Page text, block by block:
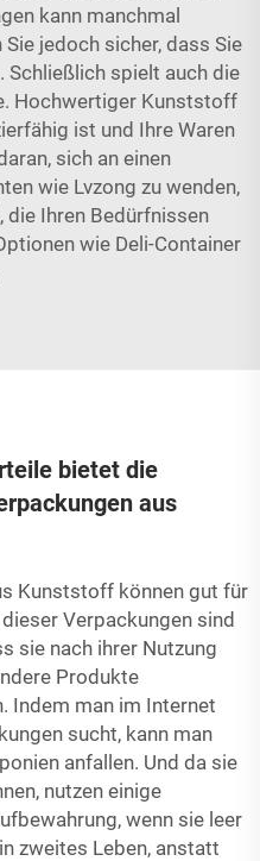
kann manchmal
jedoch sicher, dass Sie
Schließlich spielt auch die
Hochwertiger Kunststoff
ist und Ihre Waren
sich an einen
wie Lvzong zu wenden,
die Ihren Bedürfnissen
wie Deli-Container
bietet die
aus
Kunststoff können gut für
Verpackungen sind
sie nach ihrer Nutzung
Produkte
Indem man im Internet
sucht, kann man
anfallen. Und da sie
nutzen einige
wenn sie leer
zweites Leben, anstatt